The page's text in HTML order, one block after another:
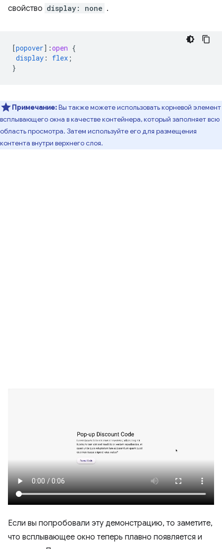
свойство display: none .
[popover] :open {
display : flex ;
}
Примечание:Вы также можете использовать корневой элемент
всплывающего окна в качестве контейнера, который заполняет всю
область просмотра. Затем используйте его для размещения
контента внутри верхнего слоя.
Если вы попробовали эту демонстрацию, то заметите,
что всплывающее окно теперь плавно появляется и